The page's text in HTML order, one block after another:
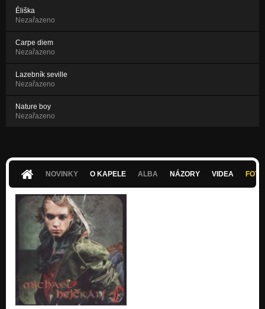
Éliška
Nezařazeno
Carpe diem
Nezařazeno
Lazebník seville
Nezařazeno
Nature boy
Nezařazeno
NOVINKY O KAPELE ALBA NÁZORY VIDEA